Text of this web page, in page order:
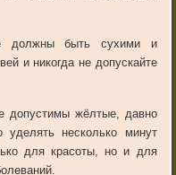
должны быть сухими и
и никогда не допускайте
жёлтые, давно
несколько минут
для красоты, но и для